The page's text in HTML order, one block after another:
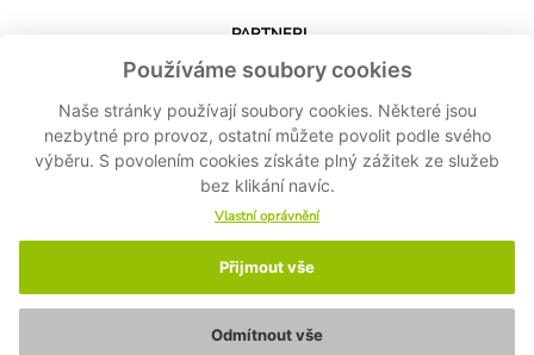
Používáme soubory cookies
Naše stránky používají soubory cookies. Některé jsou
nezbytné pro provoz, ostatní můžete povolit podle svého
výběru. S povolením cookies získáte plný zážitek ze služeb
bez klikání navíc.
Vlastní oprávnění
Přijmout vše
Odmítnout vše
PARTNERI
KONTAKT
STIAHNUŤ APLIKÁCIU
© 2024-2026 Cyklo Kubík - Všetky práva vyhradené MASPEX Slovakia sro -
Nastavenie cookies-Ochrana osobných údajov -Zásady ochrany osobných